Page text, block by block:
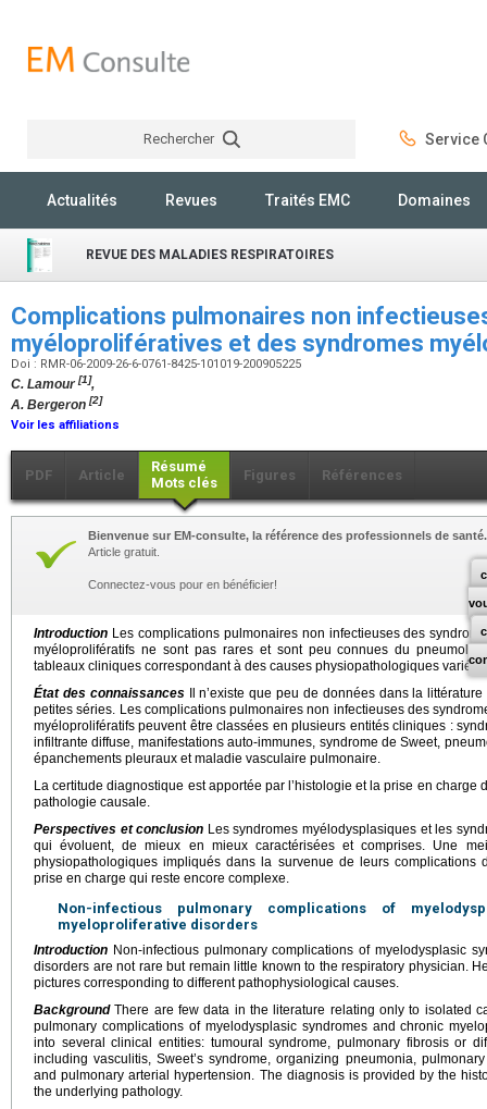
Rechercher Service
Actualités Revues Traités EMC Domaines
REVUE DES MALADIES RESPIRATOIRES
Complications pulmonaires non
myéloprolifératives et des syndromes
Doi : RMR-06-2009-26-6-0761-8425-101019-200905225
C. Lamour[1],
A. Bergeron [2]
Voir les affiliations
PDF Article
Résumé
Mots clés
Figures Références
Bienvenue sur EM-consulte, la référence des professionnels de santé.
Article gratuit.
Connectez-vous pour en bénéficier!
Introduction Les complications pulmonaires non infectieuses des
myéloprolifératifs ne sont pas rares et sont peu connues du
tableaux cliniques correspondant à des causes physiopathologiques
État des connaissancesIl n’existe que peu de données dans la
petites séries. Les complications pulmonaires non infectieuses des
myéloprolifératifs peuvent être classées en plusieurs entités cliniques :
infiltrante diffuse, manifestations auto-immunes, syndrome de Sweet,
épanchements pleuraux et maladie vasculaire pulmonaire.
La certitude diagnostique est apportée par l’histologie et la prise en
pathologie causale.
Perspectives et conclusion Les syndromes myélodysplasiques et les
qui évoluent, de mieux en mieux caractérisées et comprises. Une
physiopathologiques impliqués dans la survenue de leurs complications
prise en charge qui reste encore complexe.
Non-infectious pulmonary complications of
myeloproliferative disorders
Introduction Non-infectious pulmonary complications of myelodysplasic
disorders are not rare but remain little known to the respiratory physician.
pictures corresponding to different pathophysiological causes.
BackgroundThere are few data in the literature relating only to isolated
pulmonary complications of myelodysplasic syndromes and chronic
into several clinical entities: tumoural syndrome, pulmonary fibrosis or
including vasculitis, Sweet’s syndrome, organizing pneumonia,
and pulmonary arterial hypertension. The diagnosis is provided by the
the underlying pathology.